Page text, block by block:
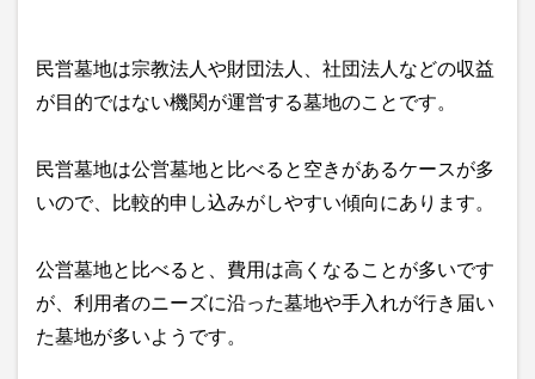
民営墓地は宗教法人や財団法人、社団法人などの収益
が目的ではない機関が運営する墓地のことです。
民営墓地は公営墓地と比べると空きがあるケースが多
いので、比較的申し込みがしやすい傾向にあります。
公営墓地と比べると、費用は高くなることが多いです
が、利用者のニーズに沿った墓地や手入れが行き届い
た墓地が多いようです。